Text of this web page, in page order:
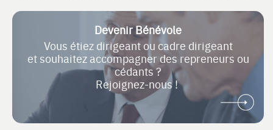
Devenir Bénévole
Vous étiez dirigeant ou cadre dirigeant
et souhaitez accompagner des repreneurs ou
cédants ?
Rejoignez-nous !